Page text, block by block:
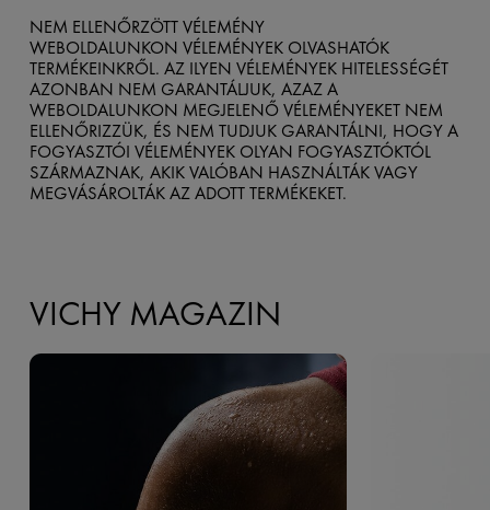
NEM ELLENŐRZÖTT VÉLEMÉNY
WEBOLDALUNKON VÉLEMÉNYEK OLVASHATÓK
TERMÉKEINKRŐL. AZ ILYEN VÉLEMÉNYEK HITELESSÉGÉT
AZONBAN NEM GARANTÁLJUK, AZAZ A
WEBOLDALUNKON MEGJELENŐ VÉLEMÉNYEKET NEM
ELLENŐRIZZÜK, ÉS NEM TUDJUK GARANTÁLNI, HOGY A
FOGYASZTÓI VÉLEMÉNYEK OLYAN FOGYASZTÓKTÓL
SZÁRMAZNAK, AKIK VALÓBAN HASZNÁLTÁK VAGY
MEGVÁSÁROLTÁK AZ ADOTT TERMÉKEKET.
VICHY MAGAZIN